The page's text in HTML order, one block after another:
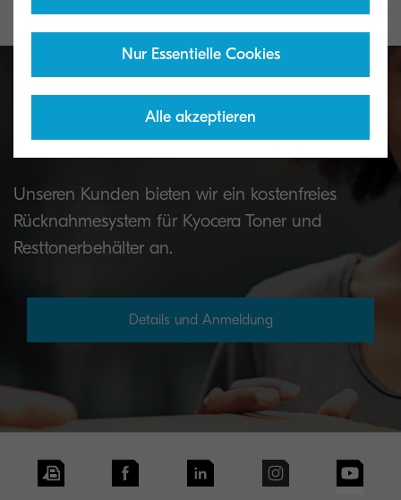
Toner Rücknahmeservice
Unseren Kunden bieten wir ein kostenfreies
Rücknahmesystem für Kyocera Toner und
Resttonerbehälter an.
Details und Anmeldung
Nur Essentielle Cookies
Alle akzeptieren